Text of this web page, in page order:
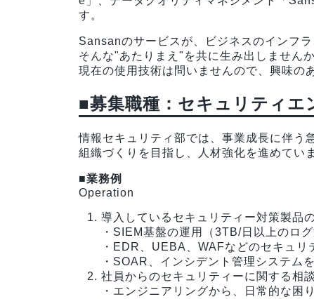
す。
Sansanのサービスが、ビジネスのインフ
そんな"あたりまえ"を共に生み出しません
現在の使用技術は問いませんので、興味の
■募集職種：セキュリティエ
情報セキュリティ部では、事業成長に伴う
組織づくりを目指し、人材強化を進めてい
■業務例
Operation
導入しているセキュリティー対策製品
・SIEM基盤の運用（3TB/日以上のログ
・EDR、UEBA、WAFなどのセキュリ
・SOAR、インシデント管理システム
社員からのセキュリティーに関する相
・エンジニアリングから、日常的な困